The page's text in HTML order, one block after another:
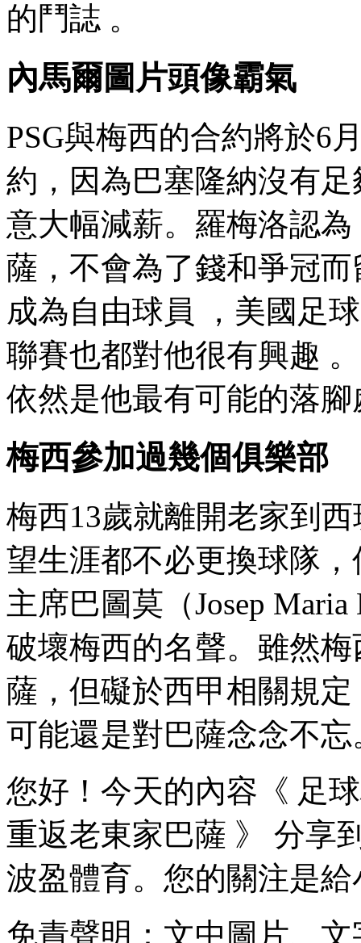
的鬥誌 。
內馬爾圖片頭像霸氣
PSG與梅西的合約將於6
約，因為巴塞隆納沒有
意大幅減薪。羅梅洛認
薩，不會為了錢和
成為自由球員 ，美國足
聯賽也都對他很有興趣 
依然是他最有可能的落腳處
梅西參加過幾個俱樂部
梅西13歲就離開老家到西
望生涯都不必更換球隊 
主席巴圖莫（Josep
破壞梅西的名聲。雖
薩 ，但礙於西甲相關規定
可能還是對巴薩念念不忘
您好！今天的內容《 足
重返老東家巴薩 》 分享到
波盈體育 。您的關注是給
免責聲明 ：文中圖片